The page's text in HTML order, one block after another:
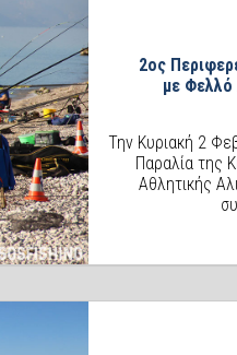
2ος
με Φελλό
Την Κυριακή 2
Παραλία της
Αθλητικής